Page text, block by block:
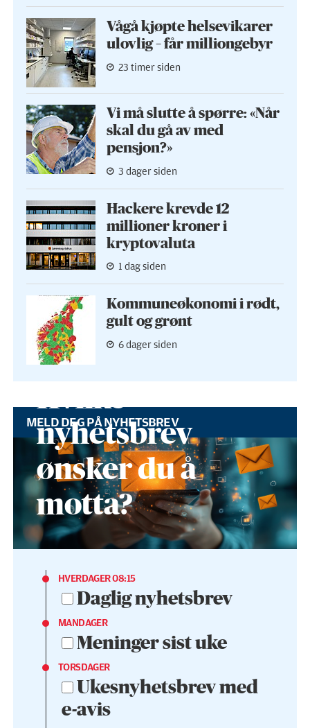
Vågå kjøpte helse­vikarer
ulovlig – får milliongebyr
23 timer siden
Vi må slutte å spørre: «Når
skal du gå av med
pensjon?»
3 dager siden
Hackere krevde 12
millioner kroner i
kryptovaluta
1 dag siden
Kommuneøkonomi i rødt,
gult og grønt
6 dager siden
MELD DEG PÅ NYHETSBREV
Hvilke
nyhetsbrev
ønsker du å
motta?
HVERDAGER 08:15
Daglig nyhetsbrev
MANDAGER
Meninger sist uke
TORSDAGER
Ukesnyhetsbrev med
e-avis